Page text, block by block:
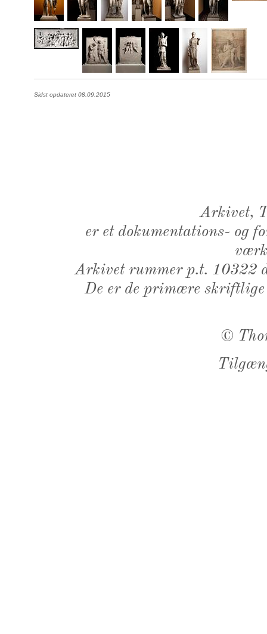
Sidst opdateret 08.09.2015
Arkivet,
er et dokumentations- og
Arkivet rummer p.t. 10322
De er de primære
©